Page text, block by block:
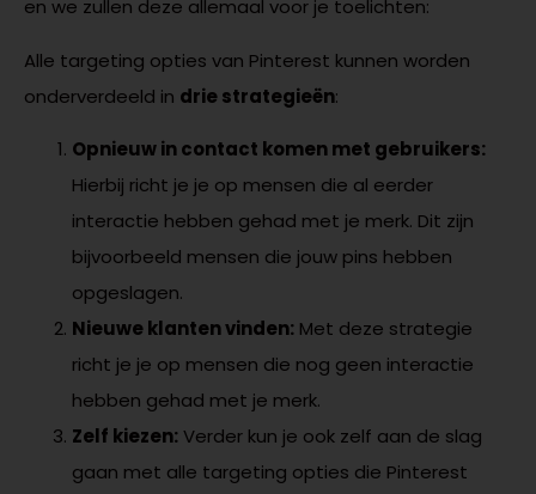
en we zullen deze allemaal voor je toelichten:
Alle targeting opties van Pinterest kunnen worden
onderverdeeld in drie strategieën:
Opnieuw in contact komen met gebruikers:
Hierbij richt je je op mensen die al eerder
interactie hebben gehad met je merk. Dit zijn
bijvoorbeeld mensen die jouw pins hebben
opgeslagen.
Nieuwe klanten vinden: Met deze strategie
richt je je op mensen die nog geen interactie
hebben gehad met je merk.
Zelf kiezen:Verder kun je ook zelf aan de slag
gaan met alle targeting opties die Pinterest